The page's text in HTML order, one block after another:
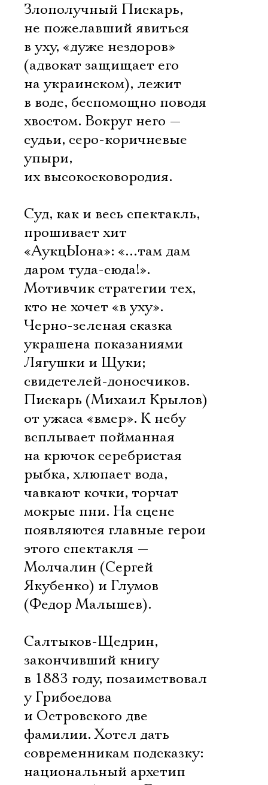
Злополучный Пискарь,
не пожелавший явиться
в уху, «дуже нездоров»
(адвокат защищает его
на украинском), лежит
в воде, беспомощно поводя
хвостом. Вокруг него —
судьи, серо-коричневые
упыри,
их высокосковородия.
Суд, как и весь спектакль,
прошивает хит
«АукцЫона»: «…там дам
даром туда-сюда!».
Мотивчик стратегии тех,
кто не хочет «в уху».
Черно-зеленая сказка
украшена показаниями
Лягушки и Щуки;
свидетелей-доносчиков.
Пискарь (Михаил Крылов)
от ужаса «вмер». К небу
всплывает пойманная
на крючок серебристая
рыбка, хлюпает вода,
чавкают кочки, торчат
мокрые пни. На сцене
появляются главные герои
этого спектакля —
Молчалин (Сергей
Якубенко) и Глумов
(Федор Малышев).
Салтыков-Щедрин,
закончивший книгу
в 1883 году, позаимствовал
у Грибоедова
и Островского две
фамилии. Хотел дать
современникам подсказку:
национальный архетип